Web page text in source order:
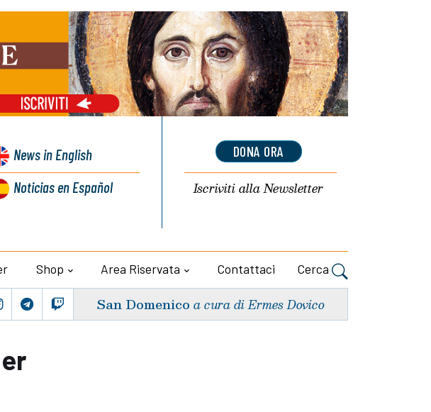
Newsin English
Noticiasen Español
DONA ORA
Iscriviti allaNewsletter
Shop Area Riservata Contattaci Cerca
San Domenico a cura di Ermes Dovico